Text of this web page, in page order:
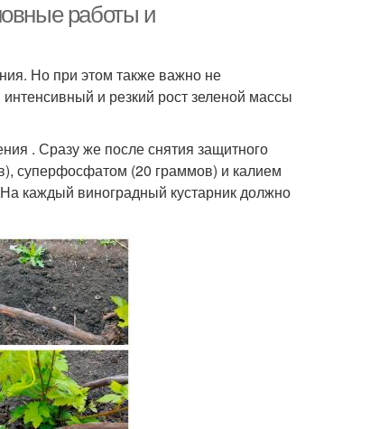
работы и
Но при этом также важно не
и резкий рост зеленой массы
. Сразу же после снятия защитного
суперфосфатом (20 граммов) и калием
каждый виноградный кустарник должно